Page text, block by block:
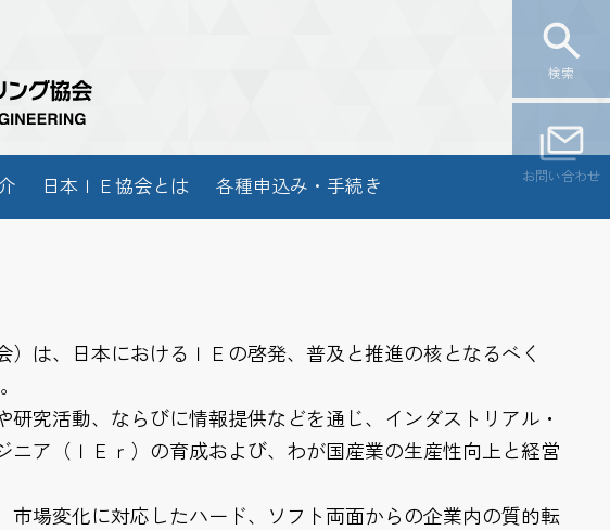
検索
お問い合わせ
日本ＩＥ協会とは 各種申込み・手続き
は、日本におけるＩＥの啓発、普及と推進の核となるべく
究活動、ならびに情報提供などを通じ、インダストリアル・
ア（ＩＥｒ）の育成および、わが国産業の生産性向上と経営
場変化に対応したハード、ソフト両面からの企業内の質的転